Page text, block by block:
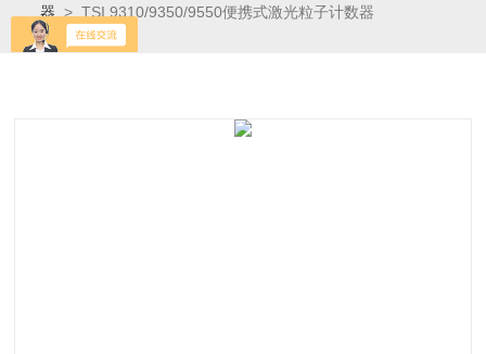
器 > TSI 9310/9350/9550便携式激光粒子计数器